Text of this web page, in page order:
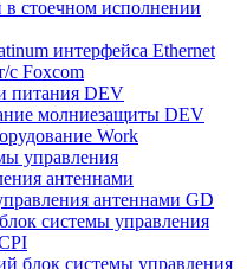
в стоечном исполнении
интерфейса Ethernet
с Foxcom
питания DEV
молниезащиты DEV
Work
управления
антеннами
антеннами GD
системы управления
блок системы управления